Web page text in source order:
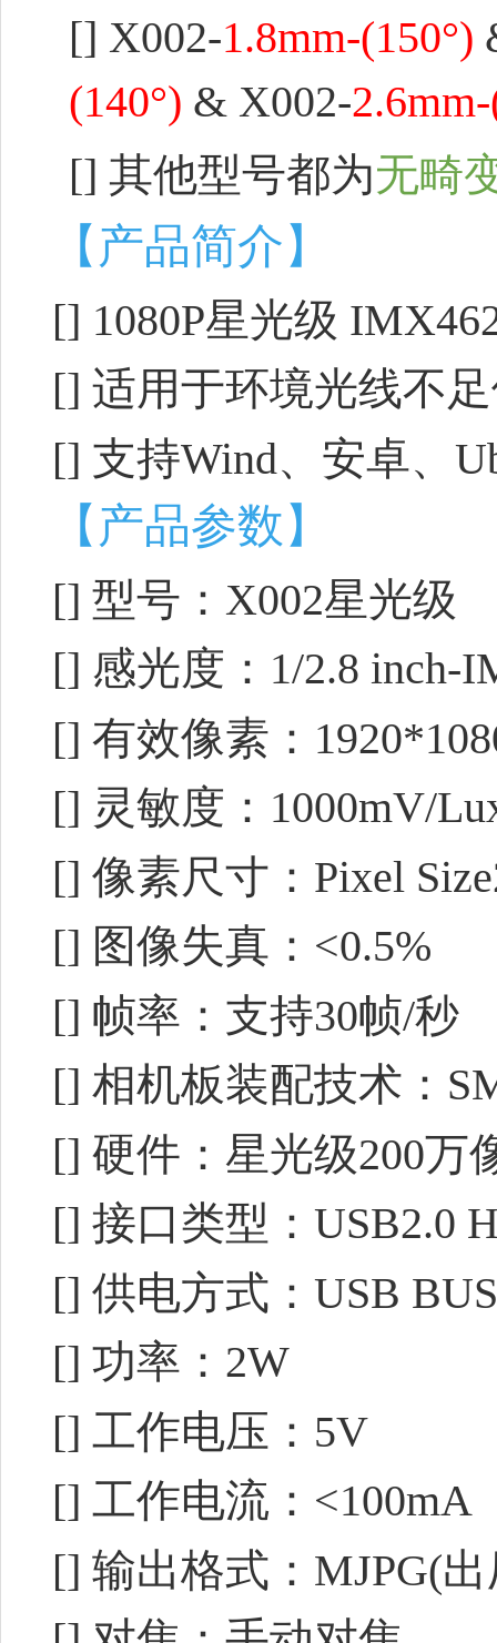
[] X002-1.8mm-(150°)
(140°) & X002-
[] 其他型号都为无畸
【产品简介】
[] 1080P星光级
[] 适用于环境光线不
[] 支持Wind、安卓、
【产品参数】
[] 型号：X002星光级
[] 感光度：1/2.8 inch-
[] 有效像素：
[] 灵敏度：1000mV/
[] 像素尺寸：Pixel
[] 图像失真：<0.5%
[] 帧率：支持30帧/秒
[] 相机板装配技术：
[] 硬件：星光级200万
[] 接口类型：USB2.0
[] 供电方式：USB
[] 功率：2W
[] 工作电压：5V
[] 工作电流：<100mA
[] 输出格式：MJPG(